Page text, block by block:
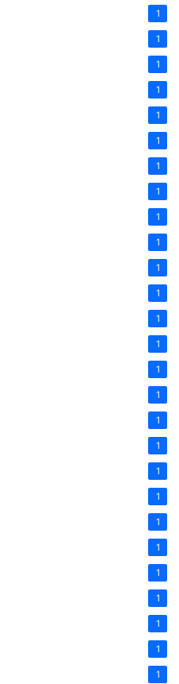
1
1
1
1
1
1
1
1
1
1
1
1
1
1
1
1
1
1
1
1
1
1
1
1
1
1
1